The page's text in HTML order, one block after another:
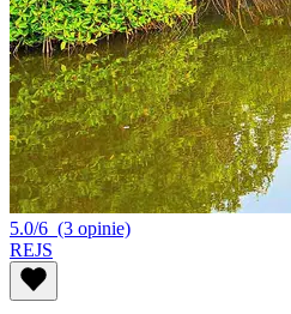
5.0/6 (3 opinie)
REJS